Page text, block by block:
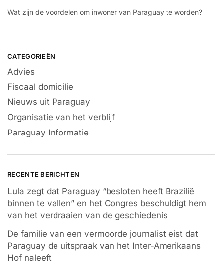
Wat zijn de voordelen om inwoner van Paraguay te worden?
CATEGORIEËN
Advies
Fiscaal domicilie
Nieuws uit Paraguay
Organisatie van het verblijf
Paraguay Informatie
RECENTE BERICHTEN
Lula zegt dat Paraguay “besloten heeft Brazilië
binnen te vallen” en het Congres beschuldigt hem
van het verdraaien van de geschiedenis
De familie van een vermoorde journalist eist dat
Paraguay de uitspraak van het Inter-Amerikaans
Hof naleeft